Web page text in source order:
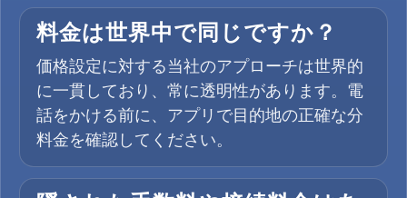
料金は世界中で同じですか？
価格設定に対する当社のアプローチは世界的
に一貫しており、常に透明性があります。電
話をかける前に、アプリで目的地の正確な分
料金を確認してください。